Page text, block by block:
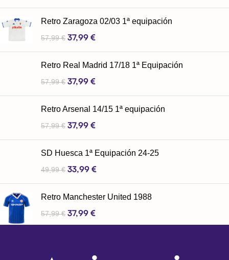
Retro Zaragoza 02/03 1ª equipación
57,99€ 37,99 €
Retro Real Madrid 17/18 1ª Equipación
57,99€ 37,99 €
Retro Arsenal 14/15 1ª equipación
57,99€ 37,99 €
SD Huesca 1ª Equipación 24-25
49,99€ 33,99 €
Retro Manchester United 1988
57,99€ 37,99 €